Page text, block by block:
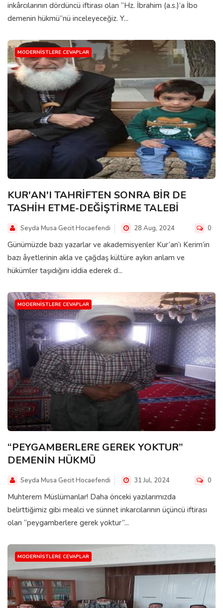
inkârcılarının dördüncü iftirası olan “Hz. İbrahim (a.s.)’a İbo
demenin hükmü”nü inceleyeceğiz. Y...
MODERNISTLERE CEVAPLAR
KUR'AN'I TAHRİFTEN SONRA BİR DE
TASHİH ETME-DEĞİŞTİRME TALEBİ
Seyda Musa Gecit Hocaefendi 28 Aug, 2024 0
Günümüzde bazı yazarlar ve akademisyenler Kur’an’ı Kerim’in
bazı âyetlerinin akla ve çağdaş kültüre aykırı anlam ve
hükümler taşıdığını iddia ederek d...
MODERNISTLERE CEVAPLAR
“PEYGAMBERLERE GEREK YOKTUR”
DEMENİN HÜKMÜ
Seyda Musa Gecit Hocaefendi 31 Jul, 2024 0
Muhterem Müslümanlar! Daha önceki yazılarımızda
belirttiğimiz gibi mealci ve sünnet inkarcılarının üçüncü iftirası
olan “peygamberlere gerek yoktur”...
MODERNISTLERE CEVAPLAR